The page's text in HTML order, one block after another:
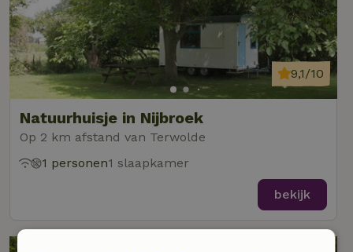
Natuurhuisje in Nijbroek
Op 2 km afstand van Terwolde
9,1/10
1 personen1 slaapkamer
bekijk